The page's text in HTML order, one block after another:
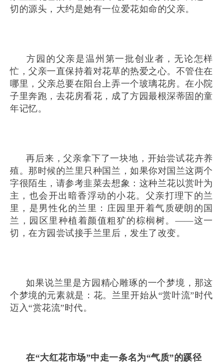
切的源头，大约是她有一位爱花如命的父亲。
方园的父亲是温州第一批创业者，无论怎样
忙，父亲一直保持着对花草的热爱之心。不管住在
哪里，父亲总要在阳台上弄一个玻璃花房。在小院
子里奔跑，去花房看花，成了方园最根深蒂固的童
年记忆。
再后来，父亲拿下了一块地，开始尝试花卉养
殖。那时候的兰里只种国兰，如果你对国兰这两个
字很陌生，请参考韭菜去想象：这种兰花以赏叶为
主，也会开出暗香浮动的小花。父亲打理下的兰
里，是男性化的兰里：庄园里开着气质硬朗的国
兰，园区里种植着颜值粗犷的棕榈树。——这一
切，在方园尝试接手兰里后，发生了改变。
如果说兰里是方园精心雕琢的一个梦境，那这
个梦境的元素就是：花。兰里开始从“赏叶流”时代
迈入“赏花流”时代。
在“大红花市场”中走一条名为“气质”的蹊径